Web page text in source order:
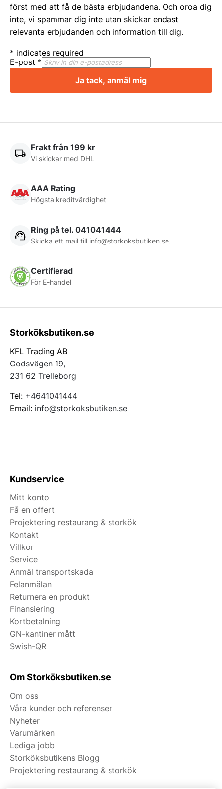
först med att få de bästa erbjudandena. Och oroa dig
inte, vi spammar dig inte utan skickar endast
relevanta erbjudanden och information till dig.
* indicates required
E-post *
Ja tack, anmäl mig
Frakt från 199 kr
Vi skickar med DHL
AAA Rating
Högsta kreditvärdighet
Ring på tel. 041041444
Skicka ett mail till info@storkoksbutiken.se.
Certifierad
För E-handel
Storköksbutiken.se
KFL Trading AB
Godsvägen 19,
231 62 Trelleborg
Tel: +4641041444
Email: info@storkoksbutiken.se
Kundservice
Mitt konto
Få en offert
Projektering restaurang & storkök
Kontakt
Villkor
Service
Anmäl transportskada
Felanmälan
Returnera en produkt
Finansiering
Kortbetalning
GN-kantiner mått
Swish-QR
Om Storköksbutiken.se
Om oss
Våra kunder och referenser
Nyheter
Varumärken
Lediga jobb
Storköksbutikens Blogg
Projektering restaurang & storkök